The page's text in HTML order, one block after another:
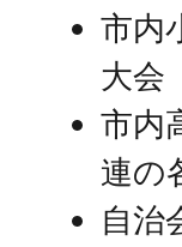
市内
大会
市内
連の
自治